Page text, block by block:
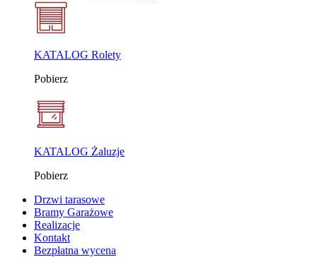
KATALOG Rolety
Pobierz
KATALOG Żaluzje
Pobierz
Drzwi tarasowe
Bramy Garażowe
Realizacje
Kontakt
Bezpłatna wycena